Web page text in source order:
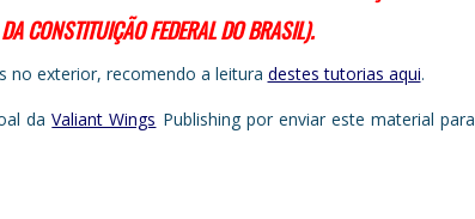
CONSTITUIÇÃO FEDERAL DO BRASIL).
no exterior, recomendo a leitura destes tutorias aqui.
daValiant Wings Publishing por enviar este material para